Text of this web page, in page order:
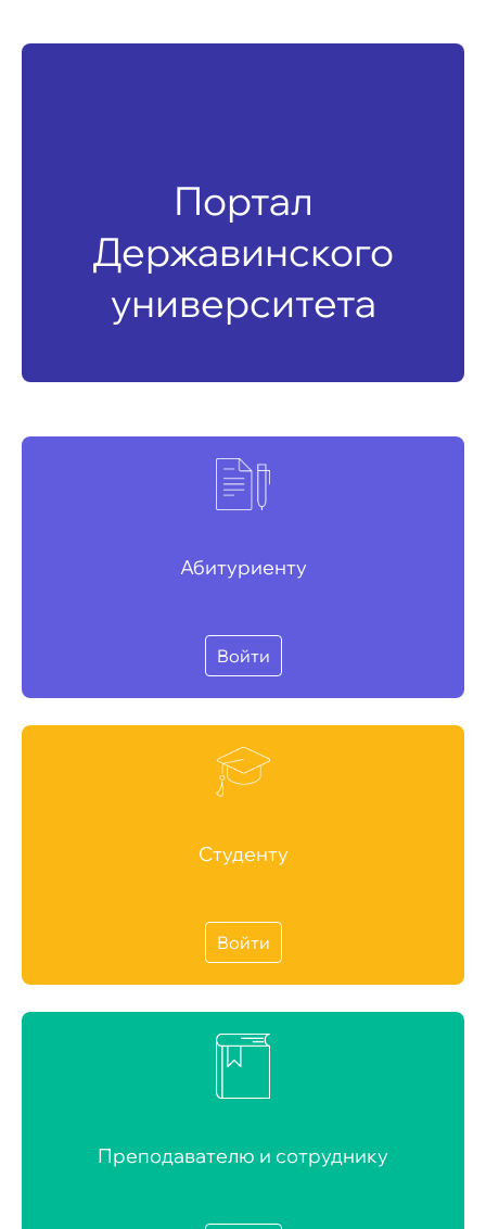
Портал
Державинского
университета
Абитуриенту
Войти
Студенту
Войти
Преподавателю и сотруднику